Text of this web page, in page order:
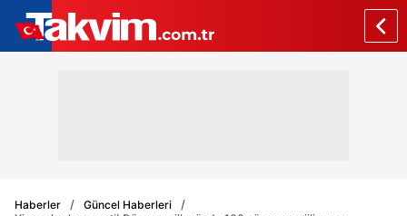
Haberler
Güncel Haberleri